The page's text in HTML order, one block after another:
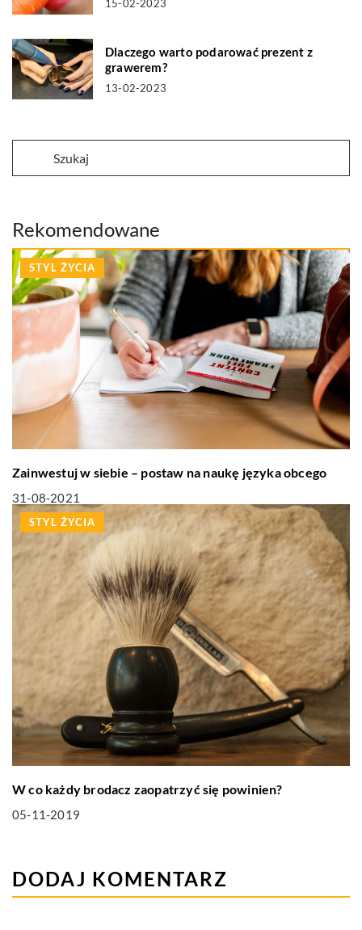
15-02-2023
Dlaczego warto podarować prezent z
grawerem?
13-02-2023
Rekomendowane
STYL ŻYCIA
Zainwestuj w siebie – postaw na naukę języka obcego
31-08-2021
STYL ŻYCIA
W co każdy brodacz zaopatrzyć się powinien?
05-11-2019
DODAJ KOMENTARZ